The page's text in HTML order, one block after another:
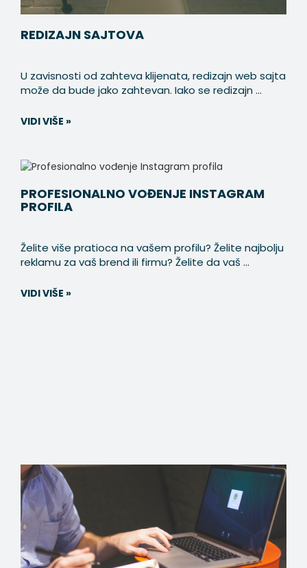
REDIZAJN SAJTOVA
U zavisnosti od zahteva klijenata, redizajn web sajta
može da bude jako zahtevan. Iako se redizajn ...
VIDI VIŠE »
PROFESIONALNO VOĐENJE INSTAGRAM
PROFILA
Želite više pratioca na vašem profilu? Želite najbolju
reklamu za vaš brend ili firmu? Želite da vaš ...
VIDI VIŠE »